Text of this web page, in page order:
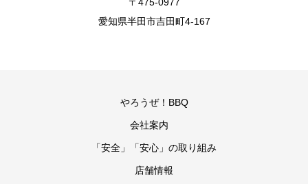
愛知県半田市吉田町4-167
やろうぜ！BBQ
会社案内
「安全」「安心」の取り組み
店舗情報